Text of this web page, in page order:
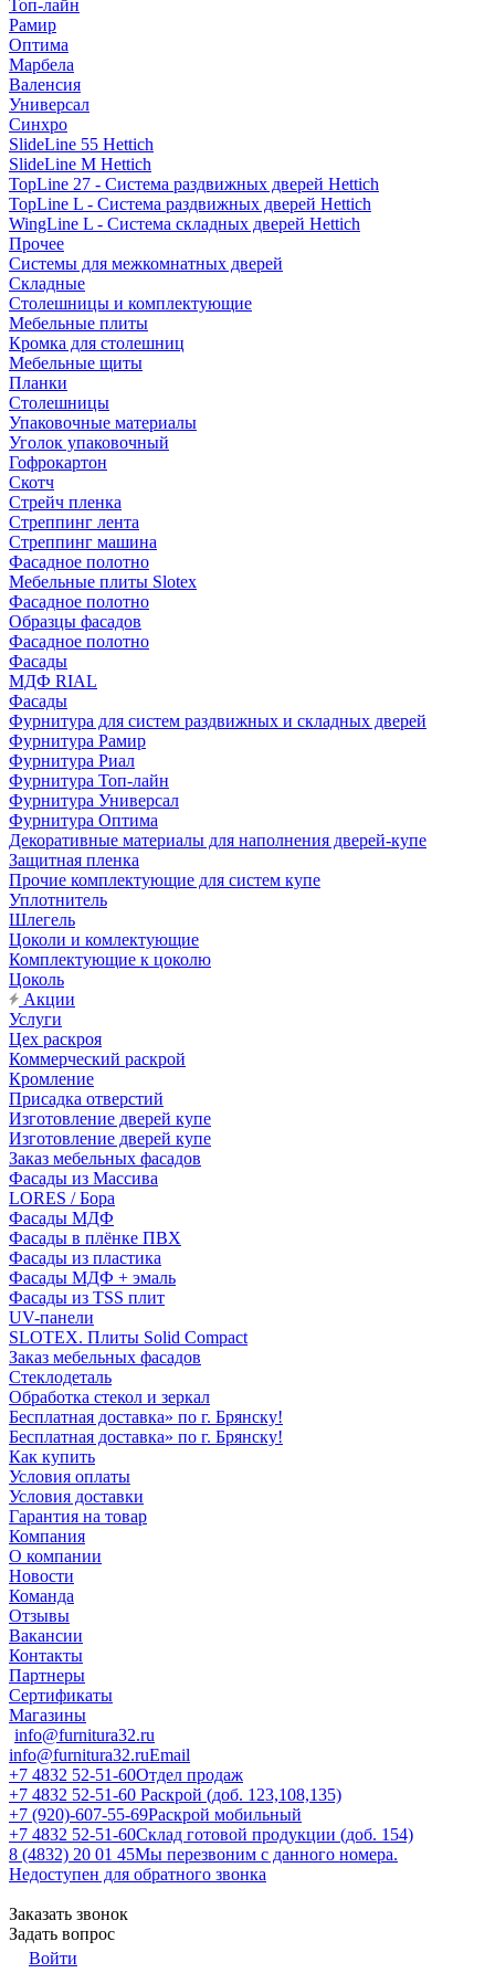
Топ-лайн
Рамир
Оптима
Марбела
Валенсия
Универсал
Синхро
SlideLine 55 Hettich
SlideLine M Hettich
TopLine 27 - Система раздвижных дверей Hettich
TopLine L - Система раздвижных дверей Hettich
WingLine L - Система складных дверей Hettich
Прочее
Системы для межкомнатных дверей
Складные
Столешницы и комплектующие
Мебельные плиты
Кромка для столешниц
Мебельные щиты
Планки
Столешницы
Упаковочные материалы
Уголок упаковочный
Гофрокартон
Скотч
Стрейч пленка
Стреппинг лента
Стреппинг машина
Фасадное полотно
Мебельные плиты Slotex
Фасадное полотно
Образцы фасадов
Фасадное полотно
Фасады
МДФ RIAL
Фасады
Фурнитура для систем раздвижных и складных дверей
Фурнитура Рамир
Фурнитура Риал
Фурнитура Топ-лайн
Фурнитура Универсал
Фурнитура Оптима
Декоративные материалы для наполнения дверей-купе
Защитная пленка
Прочие комплектующие для систем купе
Уплотнитель
Шлегель
Цоколи и комлектующие
Комплектующие к цоколю
Цоколь
Акции
Услуги
Цех раскроя
Коммерческий раскрой
Кромление
Присадка отверстий
Изготовление дверей купе
Изготовление дверей купе
Заказ мебельных фасадов
Фасады из Массива
LORES / Бора
Фасады МДФ
Фасады в плёнке ПВХ
Фасады из пластика
Фасады МДФ + эмаль
Фасады из TSS плит
UV-панели
SLOTEX. Плиты Solid Compact
Заказ мебельных фасадов
Стеклодеталь
Обработка стекол и зеркал
Бесплатная доставка» по г. Брянску!
Бесплатная доставка» по г. Брянску!
Как купить
Условия оплаты
Условия доставки
Гарантия на товар
Компания
О компании
Новости
Команда
Отзывы
Вакансии
Контакты
Партнеры
Сертификаты
Магазины
info@furnitura32.ru
info@furnitura32.ruEmail
+7 4832 52-51-60Отдел продаж
+7 4832 52-51-60 Раскрой (доб. 123,108,135)
+7 (920)-607-55-69Раскрой мобильный
+7 4832 52-51-60Склад готовой продукции (доб. 154)
8 (4832) 20 01 45Мы перезвоним с данного номера.
Недоступен для обратного звонка
Заказать звонок
Задать вопрос
Войти